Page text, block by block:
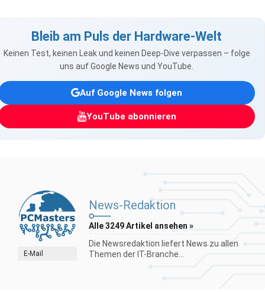
Bleib am Puls der Hardware-Welt
Keinen Test, keinen Leak und keinen Deep-Dive verpassen – folge
uns auf Google News und YouTube.
Auf Google News folgen
YouTube abonnieren
E-Mail
News-Redaktion
Alle 3249 Artikel ansehen »
Die Newsredaktion liefert News zu allen
Themen der IT-Branche...